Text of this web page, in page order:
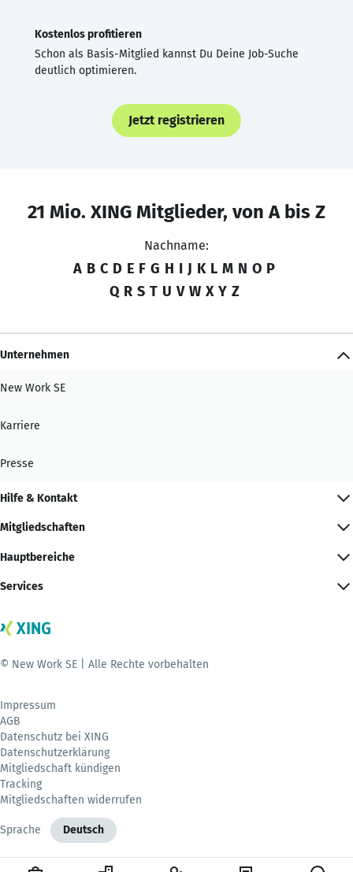
Kostenlos profitieren
Schon als Basis-Mitglied kannst Du Deine Job-Suche
deutlich optimieren.
Jetzt registrieren
21 Mio. XING Mitglieder, von A bis Z
Nachname:
A B C D E F G H I J K L M N O P
Q R S T U V W X Y Z
Unternehmen
New Work SE
Karriere
Presse
Hilfe & Kontakt
Mitgliedschaften
Hauptbereiche
Services
© New Work SE | Alle Rechte vorbehalten
Impressum
AGB
Datenschutz bei XING
Datenschutzerklärung
Mitgliedschaft kündigen
Tracking
Mitgliedschaften widerrufen
Sprache Deutsch